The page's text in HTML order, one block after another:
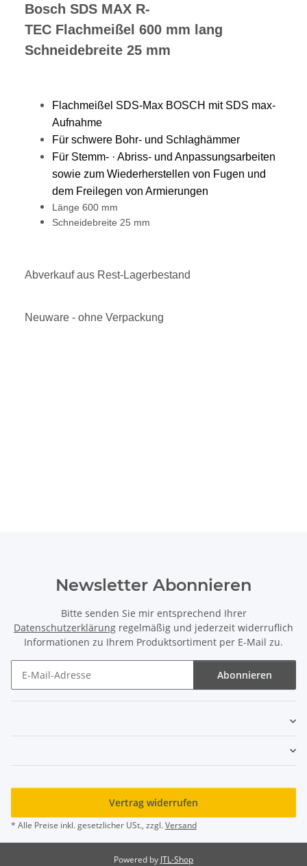
Bosch SDS MAX R-
TEC Flachmeißel 600 mm lang
Schneidebreite 25 mm
Flachmeißel SDS-Max BOSCH mit SDS max-
Aufnahme
Für schwere Bohr- und Schlaghämmer
Für Stemm- · Abriss- und Anpassungsarbeiten
sowie zum Wiederherstellen von Fugen und
dem Freilegen von Armierungen
Länge 600 mm
Schneidebreite 25 mm
Abverkauf aus Rest-Lagerbestand
Neuware - ohne Verpackung
Newsletter Abonnieren
Bitte senden Sie mir entsprechend Ihrer
Datenschutzerklärung regelmäßig und jederzeit widerruflich
Informationen zu Ihrem Produktsortiment per E-Mail zu.
Abonnieren
Vertrag widerrufen
* Alle Preise inkl. gesetzlicher USt., zzgl.Versand
Powered by JTL-Shop